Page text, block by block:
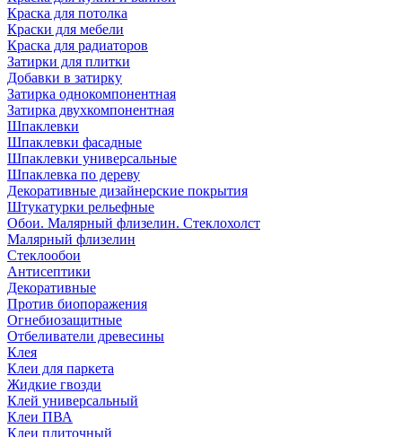
Краска для потолка
Краски для мебели
Краска для радиаторов
Затирки для плитки
Добавки в затирку
Затирка однокомпонентная
Затирка двухкомпонентная
Шпаклевки
Шпаклевки фасадные
Шпаклевки универсальные
Шпаклевка по дереву
Декоративные дизайнерские покрытия
Штукатурки рельефные
Обои. Малярный флизелин. Стеклохолст
Малярный флизелин
Стеклообои
Антисептики
Декоративные
Против биопоражения
Огнебиозащитные
Отбеливатели древесины
Клея
Клеи для паркета
Жидкие гвозди
Клей универсальный
Клеи ПВА
Клеи плиточный